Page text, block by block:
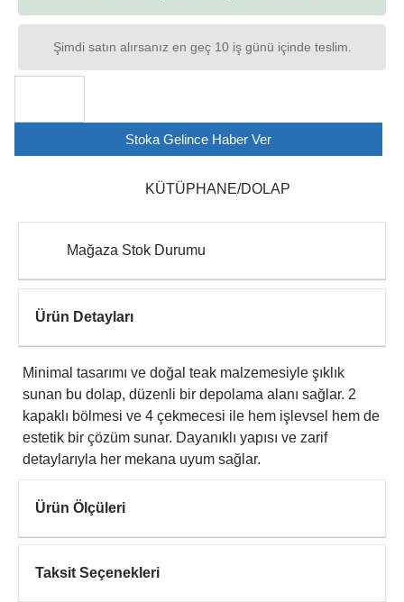
Şimdi satın alırsanız en geç 10 iş günü içinde teslim.
Stoka Gelince Haber Ver
KÜTÜPHANE/DOLAP
Mağaza Stok Durumu
Ürün Detayları
Minimal tasarımı ve doğal teak malzemesiyle şıklık
sunan bu dolap, düzenli bir depolama alanı sağlar. 2
kapaklı bölmesi ve 4 çekmecesi ile hem işlevsel hem de
estetik bir çözüm sunar. Dayanıklı yapısı ve zarif
detaylarıyla her mekana uyum sağlar.
Ürün Ölçüleri
Taksit Seçenekleri